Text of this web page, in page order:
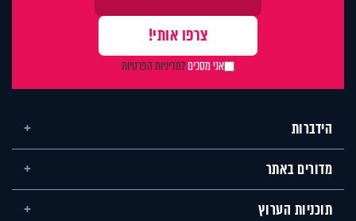
אני מסכיםלמדיניות הפרטיות
הידברות
מדורים באתר
תוכניות הערוץ